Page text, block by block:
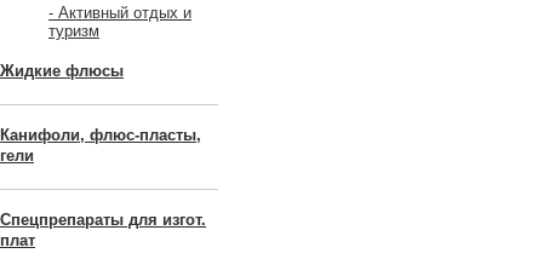
- Активный отдых и
туризм
Жидкие флюсы
Канифоли, флюс-пласты,
гели
Спецпрепараты для изгот.
плат